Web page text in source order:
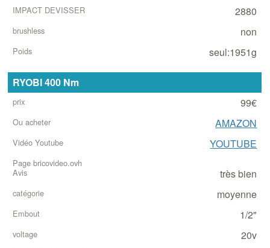
2880
non
seul:1951g
RYOBI 400 Nm
99€
AMAZON
YOUTUBE
très bien
moyenne
1/2"
20v